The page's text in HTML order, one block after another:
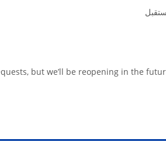
but we’ll be reopening in the